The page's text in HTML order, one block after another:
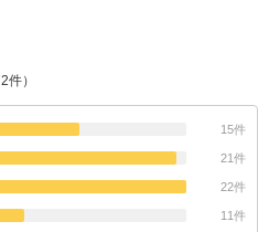
件）
15件
21件
22件
11件